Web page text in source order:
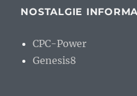
NOSTALGIE
CPC-Power
Genesis8